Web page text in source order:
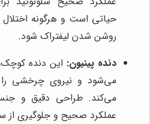
حیاتی است و هرگونه
روشن شدن لیفتراک شود.
دنده پینیون: این دنده کوچک،
می‌شود و نیروی چرخشی را
می‌کند. طراحی دقیق و
عملکرد صحیح و جلوگیری